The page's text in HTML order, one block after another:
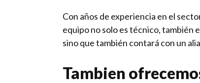
Con años de experiencia en el
equipo no solo es técnico, también
sino que también contará con un
Tambien